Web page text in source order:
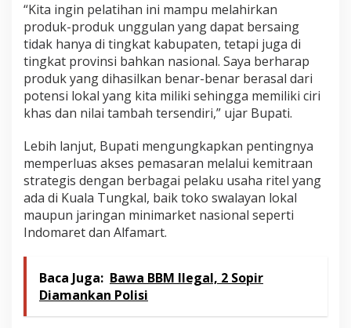
“Kita ingin pelatihan ini mampu melahirkan
produk-produk unggulan yang dapat bersaing
tidak hanya di tingkat kabupaten, tetapi juga di
tingkat provinsi bahkan nasional. Saya berharap
produk yang dihasilkan benar-benar berasal dari
potensi lokal yang kita miliki sehingga memiliki ciri
khas dan nilai tambah tersendiri,” ujar Bupati.
Lebih lanjut, Bupati mengungkapkan pentingnya
memperluas akses pemasaran melalui kemitraan
strategis dengan berbagai pelaku usaha ritel yang
ada di Kuala Tungkal, baik toko swalayan lokal
maupun jaringan minimarket nasional seperti
Indomaret dan Alfamart.
Baca Juga: Bawa BBM Ilegal, 2 Sopir
Diamankan Polisi